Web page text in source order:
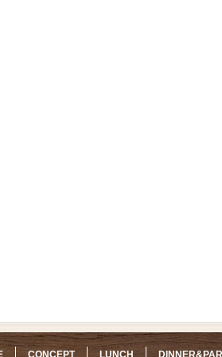
CONCEPT LUNCH